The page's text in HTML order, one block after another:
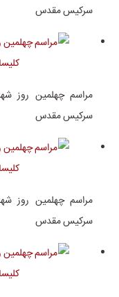
سرکیس مقدس
مراسم چهلمین روز
سرکیس مقدس
مراسم چهلمین روز
سرکیس مقدس